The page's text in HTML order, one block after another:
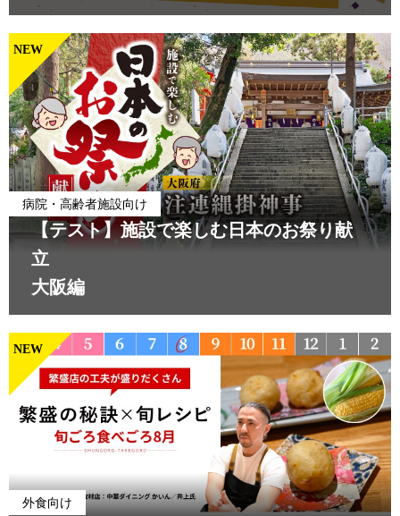
病院・高齢者施設向け
【テスト】施設で楽しむ日本のお祭り献
立
大阪編
NEW
外食向け
NEW